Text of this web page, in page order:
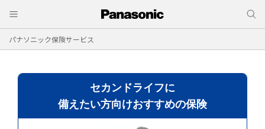
パナソニック保険サービス
セカンドライフに
備えたい方向けおすすめの保険